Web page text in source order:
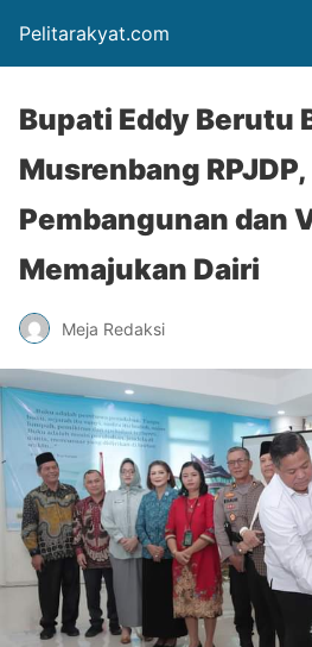
Pelitarakyat.com
Bupati Eddy Berutu
Musrenbang
Pembangunan dan
Memajukan Dairi
Meja Redaksi